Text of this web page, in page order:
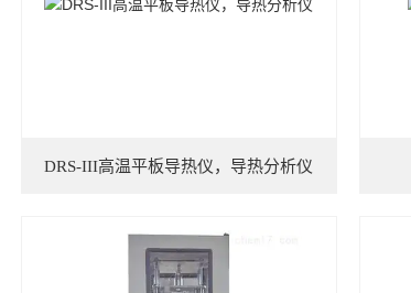
DRS-III高温平板导热仪，导热分析仪